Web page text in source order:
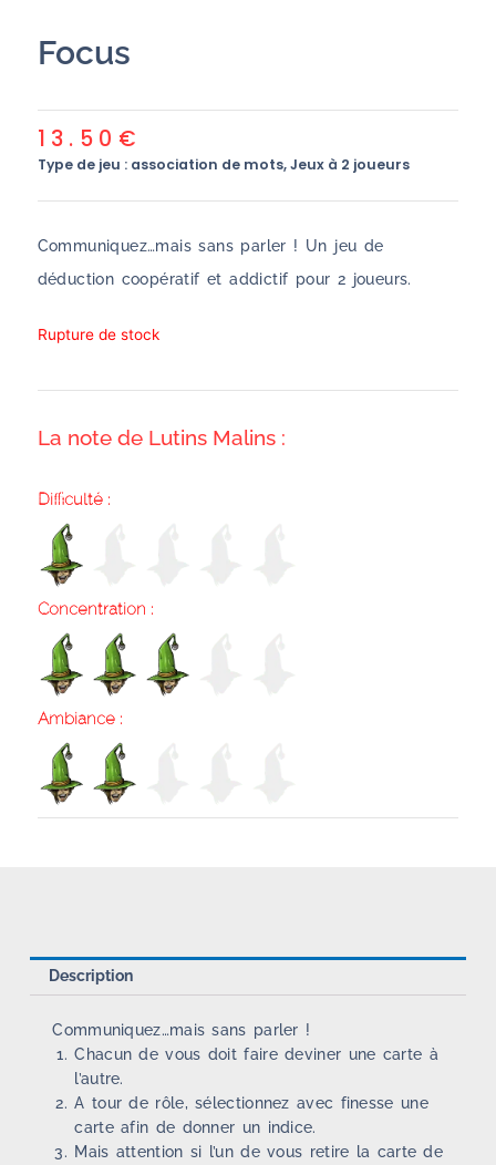
Focus
13.50 €
Type de jeu : association de mots,Jeux à 2 joueurs
Communiquez…mais sans parler ! Un jeu de
déduction coopératif et addictif pour 2 joueurs.
Rupture de stock
La note de Lutins Malins :
Difficulté :
Concentration :
Ambiance :
Description
Communiquez…mais sans parler !
Chacun de vous doit faire deviner une carte à
l’autre.
A tour de rôle, sélectionnez avec finesse une
carte afin de donner un indice.
Mais attention si l’un de vous retire la carte de